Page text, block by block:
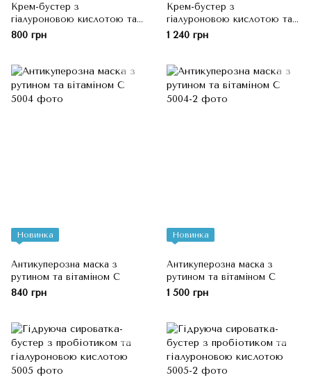
Крем-бустер з
гіалуроновою кислотою та
пробіотиком
800 грн
Крем-бустер з
гіалуроновою кислотою та
пробіотиком
1 240 грн
Новинка
Антикуперозна маска з
рутином та вітаміном C
840 грн
Новинка
Антикуперозна маска з
рутином та вітаміном C
1 500 грн